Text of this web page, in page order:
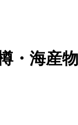
・海産